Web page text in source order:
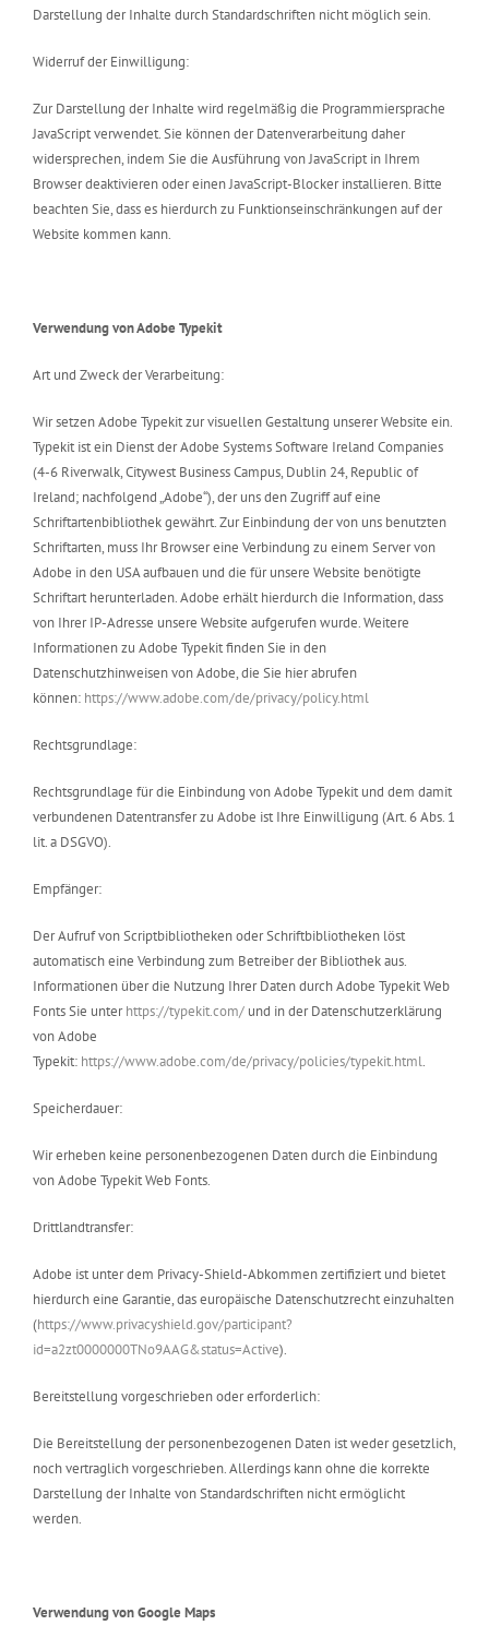
Darstellung der Inhalte durch Standardschriften nicht möglich sein.
Widerruf der Einwilligung:
Zur Darstellung der Inhalte wird regelmäßig die Programmiersprache
JavaScript verwendet. Sie können der Datenverarbeitung daher
widersprechen, indem Sie die Ausführung von JavaScript in Ihrem
Browser deaktivieren oder einen JavaScript-Blocker installieren. Bitte
beachten Sie, dass es hierdurch zu Funktionseinschränkungen auf der
Website kommen kann.
Verwendung von Adobe Typekit
Art und Zweck der Verarbeitung:
Wir setzen Adobe Typekit zur visuellen Gestaltung unserer Website ein.
Typekit ist ein Dienst der Adobe Systems Software Ireland Companies
(4-6 Riverwalk, Citywest Business Campus, Dublin 24, Republic of
Ireland; nachfolgend „Adobe“), der uns den Zugriff auf eine
Schriftartenbibliothek gewährt. Zur Einbindung der von uns benutzten
Schriftarten, muss Ihr Browser eine Verbindung zu einem Server von
Adobe in den USA aufbauen und die für unsere Website benötigte
Schriftart herunterladen. Adobe erhält hierdurch die Information, dass
von Ihrer IP-Adresse unsere Website aufgerufen wurde. Weitere
Informationen zu Adobe Typekit finden Sie in den
Datenschutzhinweisen von Adobe, die Sie hier abrufen
können: https://www.adobe.com/de/privacy/policy.html
Rechtsgrundlage:
Rechtsgrundlage für die Einbindung von Adobe Typekit und dem damit
verbundenen Datentransfer zu Adobe ist Ihre Einwilligung (Art. 6 Abs. 1
lit. a DSGVO).
Empfänger:
Der Aufruf von Scriptbibliotheken oder Schriftbibliotheken löst
automatisch eine Verbindung zum Betreiber der Bibliothek aus.
Informationen über die Nutzung Ihrer Daten durch Adobe Typekit Web
Fonts Sie unterhttps://typekit.com/ und in der Datenschutzerklärung
von Adobe
Typekit: https://www.adobe.com/de/privacy/policies/typekit.html.
Speicherdauer:
Wir erheben keine personenbezogenen Daten durch die Einbindung
von Adobe Typekit Web Fonts.
Drittlandtransfer:
Adobe ist unter dem Privacy-Shield-Abkommen zertifiziert und bietet
hierdurch eine Garantie, das europäische Datenschutzrecht einzuhalten
(https://www.privacyshield.gov/participant?
id=a2zt0000000TNo9AAG&status=Active).
Bereitstellung vorgeschrieben oder erforderlich:
Die Bereitstellung der personenbezogenen Daten ist weder gesetzlich,
noch vertraglich vorgeschrieben. Allerdings kann ohne die korrekte
Darstellung der Inhalte von Standardschriften nicht ermöglicht
werden.
Verwendung von Google Maps